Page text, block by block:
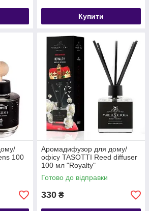
Купити
100
Аромадифузор для дому/
офісу TASOTTI Reed diffuser
100 мл "Royalty"
Готово до відправки
330 ₴